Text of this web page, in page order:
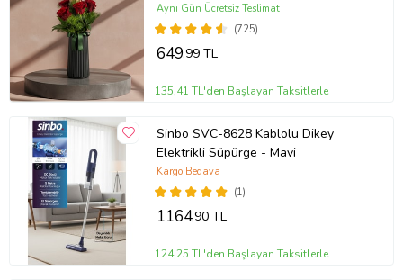
(725)
Aynı Gün Ücretsiz Teslimat
649,99 TL
135,41 TL'den Başlayan Taksitlerle
Sinbo SVC-8628 Kablolu Dikey
Elektrikli Süpürge - Mavi
(1)
Kargo Bedava
1164,90 TL
124,25 TL'den Başlayan Taksitlerle